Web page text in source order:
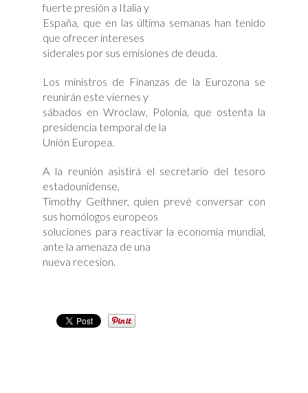
fuerte presión a Italia y
España, que en las última semanas han tenido
que ofrecer intereses
siderales por sus emisiones de deuda.
Los ministros de Finanzas de la Eurozona se
reunirán este viernes y
sábados en Wroclaw, Polonia, que ostenta la
presidencia temporal de la
Unión Europea.
A la reunión asistirá el secretario del tesoro
estadounidense,
Timothy Geithner, quien prevé conversar con
sus homólogos europeos
soluciones para reactivar la economía mundial,
ante la amenaza de una
nueva recesion.